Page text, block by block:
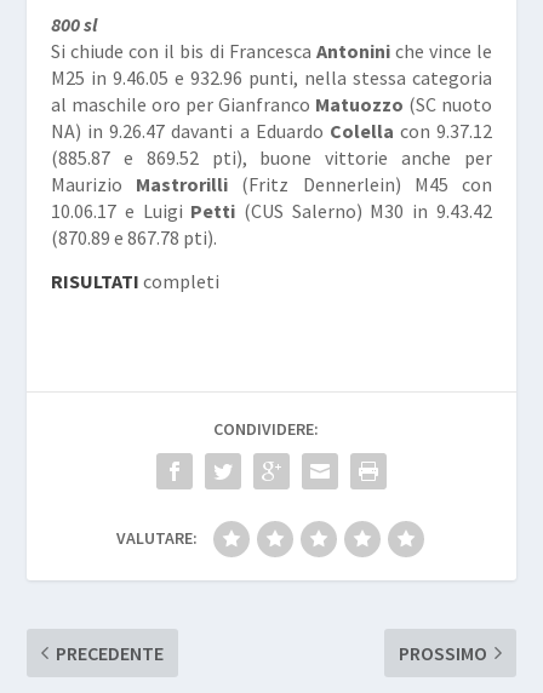
800 sl
Si chiude con il bis di Francesca Antoniniche vince le
M25 in 9.46.05 e 932.96 punti, nella stessa categoria
al maschile oro per Gianfranco Matuozzo (SC nuoto
NA) in 9.26.47 davanti a Eduardo Colella con 9.37.12
(885.87 e 869.52 pti), buone vittorie anche per
Maurizio Mastrorilli (Fritz Dennerlein) M45 con
10.06.17 e Luigi Petti (CUS Salerno) M30 in 9.43.42
(870.89 e 867.78 pti).
RISULTATI completi
CONDIVIDERE:
VALUTARE:
PRECEDENTE PROSSIMO